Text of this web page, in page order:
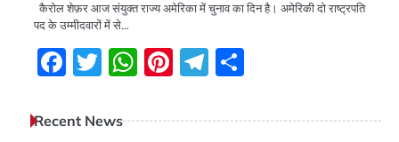
कैरोल शेफ़र आज संयुक्त राज्य अमेरिका में चुनाव का दिन है। अमेरिकी दो राष्ट्रपति
पद के उम्मीदवारों में से…
Facebook
Twitter
WhatsApp
Pinterest
Telegram
Recent News